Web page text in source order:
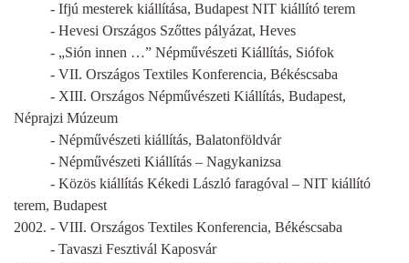
- Ifjú mesterek kiállítása, Budapest NIT kiállító terem
- Hevesi Országos Szőttes pályázat, Heves
- „Sión innen …” Népművészeti Kiállítás, Siófok
- VII. Országos Textiles Konferencia, Békéscsaba
- XIII. Országos Népművészeti Kiállítás, Budapest,
Néprajzi Múzeum
- Népművészeti kiállítás, Balatonföldvár
- Népművészeti Kiállítás – Nagykanizsa
- Közös kiállítás Kékedi László faragóval – NIT kiállító
terem, Budapest
2002. - VIII. Országos Textiles Konferencia, Békéscsaba
- Tavaszi Fesztivál Kaposvár